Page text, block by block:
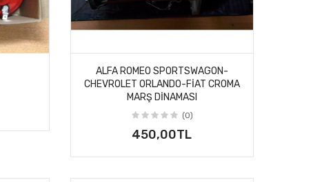
ALFA ROMEO SPORTSWAGON-
CHEVROLET ORLANDO-FIAT CROMA
MARŞ DINAMASI
(0)
450,00TL